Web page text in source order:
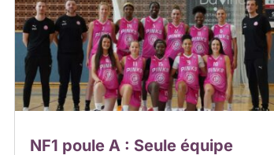
NF1 poule A : Seule équipe